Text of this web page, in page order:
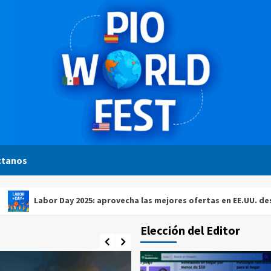
Day 2025: aprovecha las mejores ofertas en EE.UU. desde
Elección del Editor